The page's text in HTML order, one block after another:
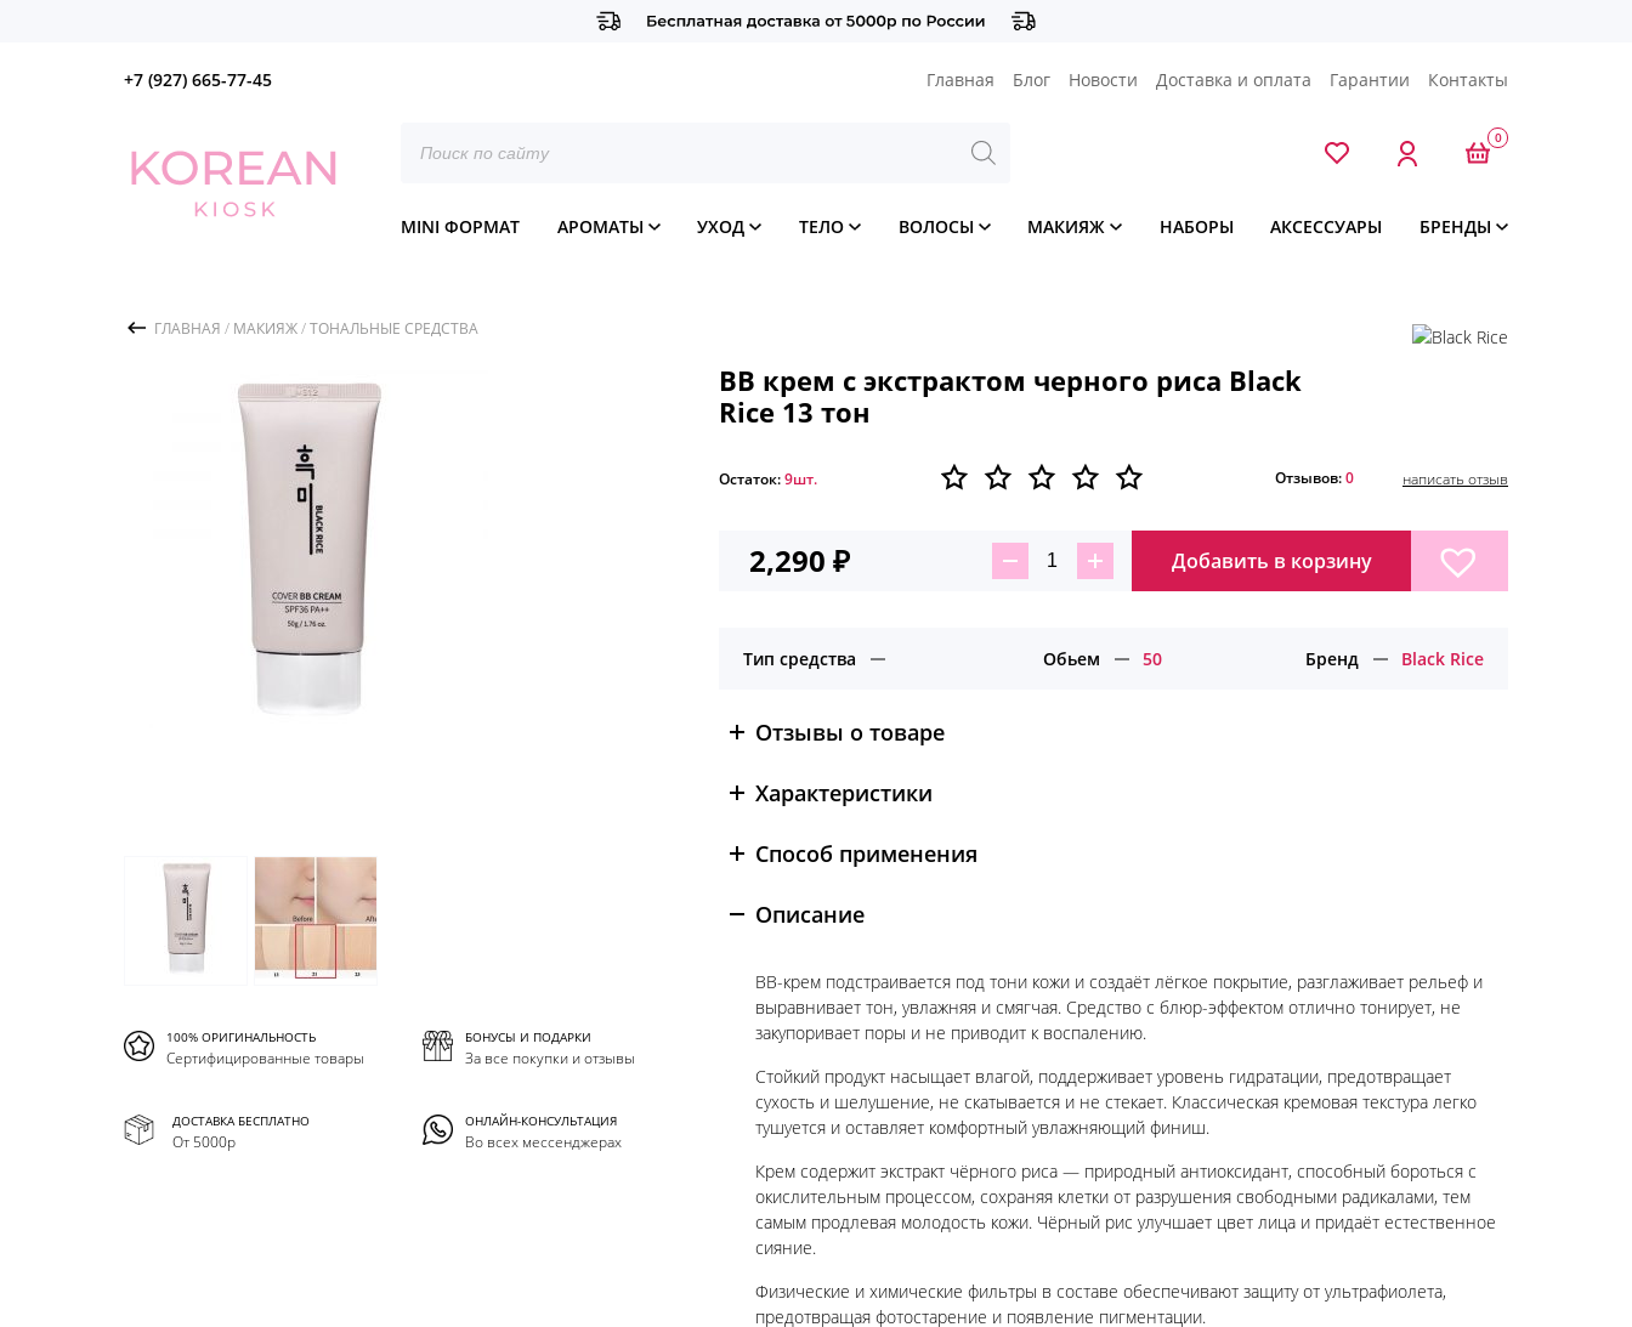
+7 (927) 665-77-45 Главная Блог Новости Доставка и оплата Гарантии Контакты
товаров 0
MINI ФОРМАТ АРОМАТЫ УХОД ТЕЛО ВОЛОСЫ МАКИЯЖ НАБОРЫ АКСЕССУАРЫ БРЕНДЫ
ГЛАВНАЯ / МАКИЯЖ/ТОНАЛЬНЫЕ СРЕДСТВА
100% ОРИГИНАЛЬНОСТЬ
Сертифицированные товары
БОНУСЫ И ПОДАРКИ
За все покупки и отзывы
ДОСТАВКА БЕСПЛАТНО
От 5000р
ОНЛАЙН-КОНСУЛЬТАЦИЯ
Во всех мессенджерах
BB крем с экстрактом черного риса Black
Rice 13 тон
Остаток:9шт. Отзывов:0 написать отзыв
2,290₽
Количество
крем
Добавить в корзину
Тип средства Обьем 50 Бренд Black Rice
Отзывы о товаре
Характеристики
Способ применения
Описание
BB-крем подстраивается под тони кожи и создаёт лёгкое покрытие, разглаживает рельеф и
выравнивает тон, увлажняя и смягчая. Средство с блюр-эффектом отлично тонирует, не
закупоривает поры и не приводит к воспалению.
Стойкий продукт насыщает влагой, поддерживает уровень гидратации, предотвращает
сухость и шелушение, не скатывается и не стекает. Классическая кремовая текстура легко
тушуется и оставляет комфортный увлажняющий финиш.
Крем содержит экстракт чёрного риса — природный антиоксидант, способный бороться с
окислительным процессом, сохраняя клетки от разрушения свободными радикалами, тем
самым продлевая молодость кожи. Чёрный рис улучшает цвет лица и придаёт естественное
сияние.
Физические и химические фильтры в составе обеспечивают защиту от ультрафиолета,
предотвращая фотостарение и появление пигментации.